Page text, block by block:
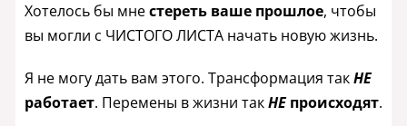
Хотелось бы мнестереть ваше прошлое, чтобы
вы могли с ЧИСТОГО ЛИСТА начать новую жизнь.
Я не могу дать вам этого. Трансформация такНЕ
работает. Перемены в жизни такНЕпроисходят.